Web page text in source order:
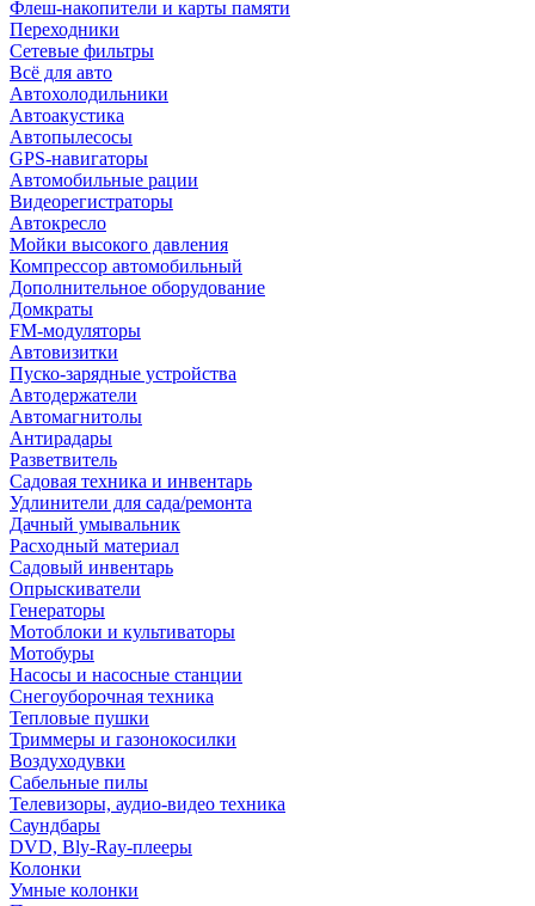
Флеш-накопители и карты памяти
Переходники
Сетевые фильтры
Всё для авто
Автохолодильники
Автоакустика
Автопылесосы
GPS-навигаторы
Автомобильные рации
Видеорегистраторы
Автокресло
Мойки высокого давления
Компрессор автомобильный
Дополнительное оборудование
Домкраты
FM-модуляторы
Автовизитки
Пуско-зарядные устройства
Автодержатели
Автомагнитолы
Антирадары
Разветвитель
Садовая техника и инвентарь
Удлинители для сада/ремонта
Дачный умывальник
Расходный материал
Садовый инвентарь
Опрыскиватели
Генераторы
Мотоблоки и культиваторы
Мотобуры
Насосы и насосные станции
Снегоуборочная техника
Тепловые пушки
Триммеры и газонокосилки
Воздуходувки
Сабельные пилы
Телевизоры, аудио-видео техника
Саундбары
DVD, Bly-Ray-плееры
Колонки
Умные колонки